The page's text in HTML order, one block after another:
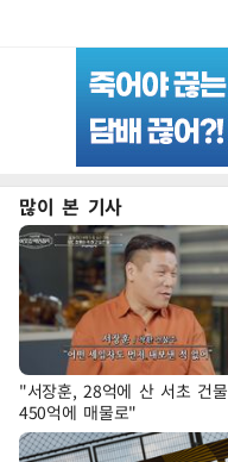
많이 본 기사
"서장훈, 28억에 산 서초 건물
450억에 매물로"